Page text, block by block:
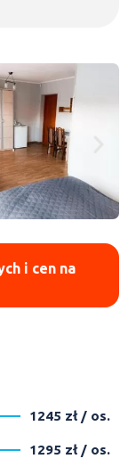
i cen na
1245 zł / os.
1295 zł / os.